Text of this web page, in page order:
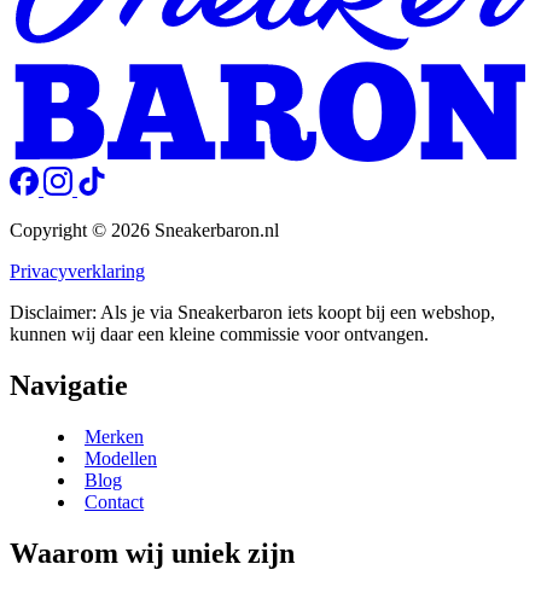
Copyright © 2026 Sneakerbaron.nl
Privacyverklaring
Disclaimer: Als je via Sneakerbaron iets koopt bij een webshop,
kunnen wij daar een kleine commissie voor ontvangen.
Navigatie
Merken
Modellen
Blog
Contact
Waarom wij uniek zijn